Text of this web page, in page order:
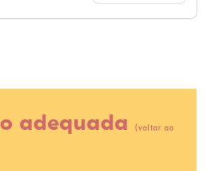
adequada (voltar ao